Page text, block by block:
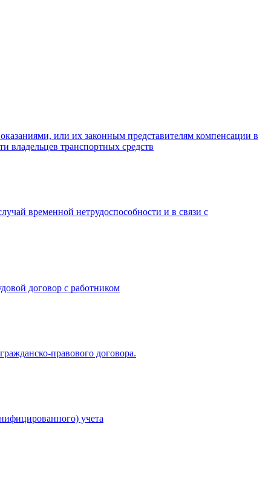
или их законным представителям компенсации в
владельцев транспортных средств
временной нетрудоспособности и в связи с
договор с работником
правового договора.
учета